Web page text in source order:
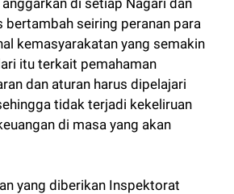
bertambah seiring peranan para
kemasyarakatan yang semakin
itu terkait pemahaman
dan aturan harus dipelajari
tidak terjadi kekeliruan
di masa yang akan
yang diberikan Inspektorat